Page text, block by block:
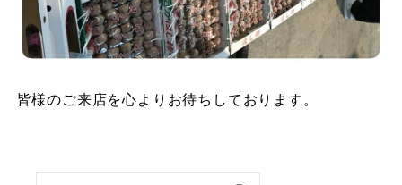
皆様のご来店を心よりお待ちしております。